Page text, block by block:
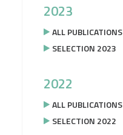
2023
ALL PUBLICATIONS
SELECTION 2023
2022
ALL PUBLICATIONS
SELECTION 2022